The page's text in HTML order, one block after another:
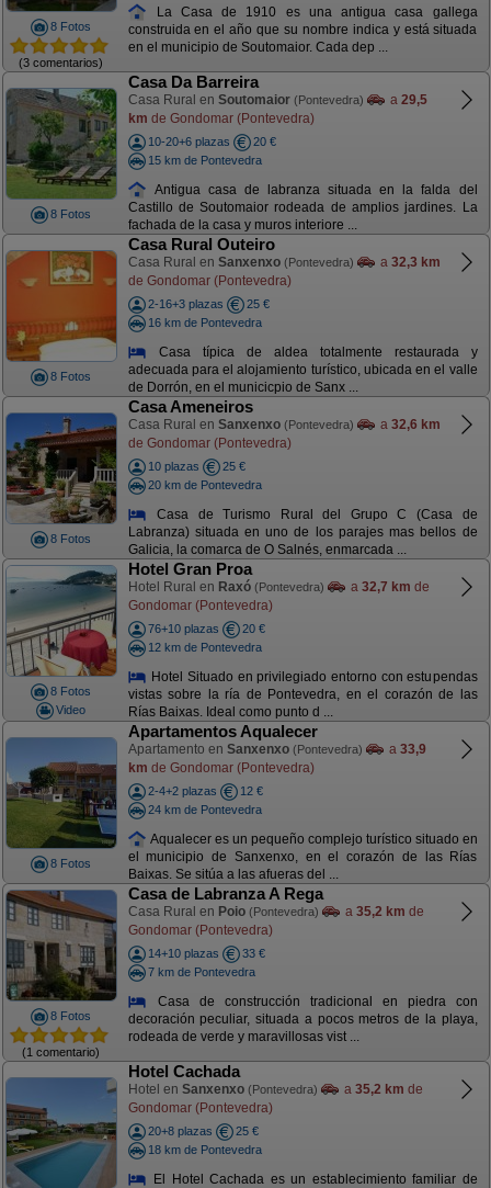
8 Fotos
(3 comentarios)
La Casa de 1910 es una antigua casa gallega
construida en el año que su nombre indica y está situada
en el municipio de Soutomaior. Cada dep ...
8 Fotos
Casa Da Barreira
Casa Rural en Soutomaior (Pontevedra) a 29,5
km de Gondomar (Pontevedra)
10-20+6 plazas
20 €
15 km de Pontevedra
Antigua casa de labranza situada en la falda del
Castillo de Soutomaior rodeada de amplios jardines. La
fachada de la casa y muros interiore ...
8 Fotos
Casa Rural Outeiro
Casa Rural en Sanxenxo (Pontevedra) a 32,3 km
de Gondomar (Pontevedra)
2-16+3 plazas
25 €
16 km de Pontevedra
Casa típica de aldea totalmente restaurada y
adecuada para el alojamiento turístico, ubicada en el valle
de Dorrón, en el municicpio de Sanx ...
8 Fotos
Casa Ameneiros
Casa Rural en Sanxenxo (Pontevedra) a 32,6 km
de Gondomar (Pontevedra)
10 plazas
25 €
20 km de Pontevedra
Casa de Turismo Rural del Grupo C (Casa de
Labranza) situada en uno de los parajes mas bellos de
Galicia, la comarca de O Salnés, enmarcada ...
8 Fotos
Video
Hotel Gran Proa
Hotel Rural en Raxó (Pontevedra) a 32,7 km de
Gondomar (Pontevedra)
76+10 plazas
20 €
12 km de Pontevedra
Hotel Situado en privilegiado entorno con estupendas
vistas sobre la ría de Pontevedra, en el corazón de las
Rías Baixas. Ideal como punto d ...
8 Fotos
Apartamentos Aqualecer
Apartamento en Sanxenxo (Pontevedra) a 33,9
km de Gondomar (Pontevedra)
2-4+2 plazas
12 €
24 km de Pontevedra
Aqualecer es un pequeño complejo turístico situado en
el municipio de Sanxenxo, en el corazón de las Rías
Baixas. Se sitúa a las afueras del ...
8 Fotos
(1 comentario)
Casa de Labranza A Rega
Casa Rural en Poio (Pontevedra) a 35,2 km de
Gondomar (Pontevedra)
14+10 plazas
33 €
7 km de Pontevedra
Casa de construcción tradicional en piedra con
decoración peculiar, situada a pocos metros de la playa,
rodeada de verde y maravillosas vist ...
Hotel Cachada
Hotel en Sanxenxo (Pontevedra) a 35,2 km de
Gondomar (Pontevedra)
20+8 plazas
25 €
18 km de Pontevedra
El Hotel Cachada es un establecimiento familiar de